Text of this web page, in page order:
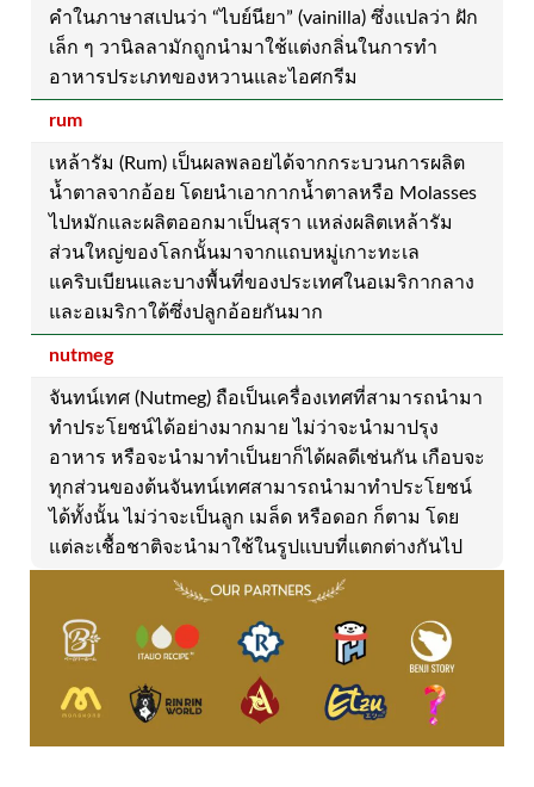
คำในภาษาสเปนว่า “ไบย์นียา” (vainilla) ซึ่งแปลว่า ฝัก
เล็ก ๆ วานิลลามักถูกนำมาใช้แต่งกลิ่นในการทำ
อาหารประเภทของหวานและไอศกรีม
rum
เหล้ารัม (Rum) เป็นผลพลอยได้จากกระบวนการผลิต
น้ำตาลจากอ้อย โดยนำเอากากน้ำตาลหรือ Molasses
ไปหมักและผลิตออกมาเป็นสุรา แหล่งผลิตเหล้ารัม
ส่วนใหญ่ของโลกนั้นมาจากแถบหมู่เกาะทะเล
แคริบเบียนและบางพื้นที่ของประเทศในอเมริกากลาง
และอเมริกาใต้ซึ่งปลูกอ้อยกันมาก
nutmeg
จันทน์เทศ (Nutmeg) ถือเป็นเครื่องเทศที่สามารถนำมา
ทำประโยชน์ได้อย่างมากมาย ไม่ว่าจะนำมาปรุง
อาหาร หรือจะนำมาทำเป็นยาก็ได้ผลดีเช่นกัน เกือบจะ
ทุกส่วนของต้นจันทน์เทศสามารถนำมาทำประโยชน์
ได้ทั้งนั้น ไม่ว่าจะเป็นลูก เมล็ด หรือดอก ก็ตาม โดย
แต่ละเชื้อชาติจะนำมาใช้ในรูปแบบที่แตกต่างกันไป